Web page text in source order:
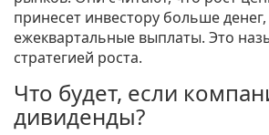
принесет инвестору больше
ежеквартальные выплаты. Это
стратегией роста.
Что будет, если
дивиденды?